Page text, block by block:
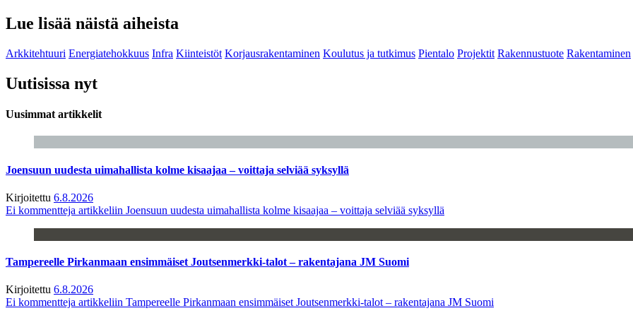
Lue lisää näistä aiheista
Arkkitehtuuri Energiatehokkuus Infra Kiinteistöt Korjausrakentaminen Koulutus ja tutkimus Pientalo Projektit Rakennustuote Rakentaminen
Uutisissa nyt
Uusimmat artikkelit
Joensuun uudesta uimahallista kolme kisaajaa – voittaja selviää syksyllä
Kirjoitettu 6.8.2026
Ei kommentteja artikkeliin Joensuun uudesta uimahallista kolme kisaajaa – voittaja selviää syksyllä
Tampereelle Pirkanmaan ensimmäiset Joutsenmerkki-talot – rakentajana JM Suomi
Kirjoitettu 6.8.2026
Ei kommentteja artikkeliin Tampereelle Pirkanmaan ensimmäiset Joutsenmerkki-talot – rakentajana JM Suomi